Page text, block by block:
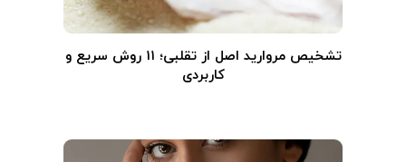
تشخیص مروارید اصل از تقلبی؛ ۱۱ روش سریع و
کاربردی